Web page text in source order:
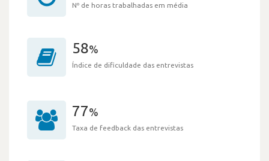
Nº de horas trabalhadas em média
58%
Índice de dificuldade das entrevistas
77%
Taxa de feedback das entrevistas